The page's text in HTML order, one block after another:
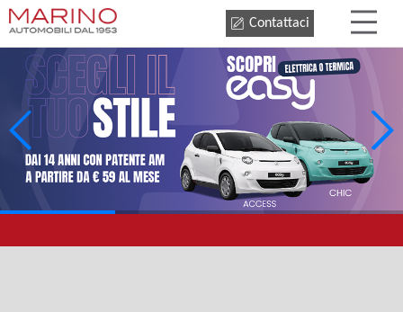
Contattaci